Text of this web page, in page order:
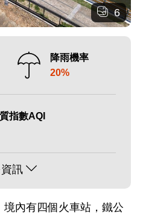
6
降雨機率
20%
指數AQI
訊
內有四個火車站，鐵公